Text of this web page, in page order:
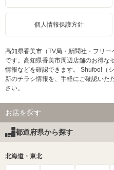
個人情報保護方針
高知県香美市（TV局・新聞社・フリ
です。高知県香美市周辺店舗のお得な
情報などを確認できます。 Shufoo!（
新のチラシ情報を、手軽にご確認いた
さい。
お店を探す
都道府県から探す
北海道・東北